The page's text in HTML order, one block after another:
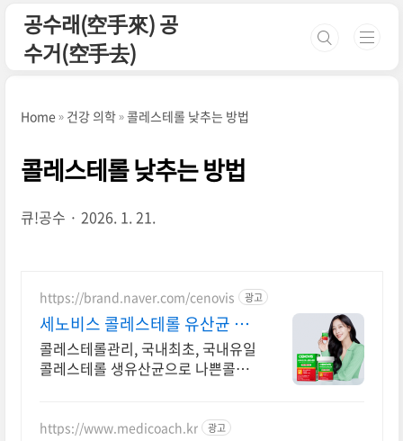
공수래(空手來) 공
수거(空手去)
Home 건강 의학 콜레스테롤 낮추는 방법
콜레스테롤 낮추는 방법
큐!공수 2026. 1. 21.
https://brand.naver.com/cenovis 광고
세노비스 콜레스테롤 유산균 실
온보관으로 간편하게
콜레스테롤관리, 국내최초, 국내유일
콜레스테롤 생유산균으로 나쁜콜레
https://www.medicoach.kr 광고